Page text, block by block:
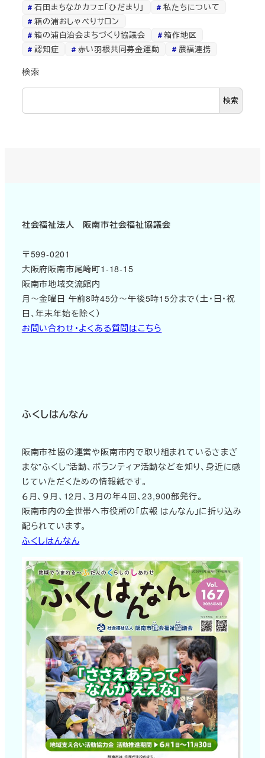
石田まちなかカフェ「ひだまり」
私たちについて
箱の浦おしゃべりサロン
箱の浦自治会まちづくり協議会
箱作地区
認知症
赤い羽根共同募金運動 農福連携
検索
検索
社会福祉法人 阪南市社会福祉協議会
〒599-0201
大阪府阪南市尾崎町1-18-15
阪南市地域交流館内
月～金曜日 午前8時45分～午後5時15分まで（土・日・祝
日、年末年始を除く）
お問い合わせ・よくある質問はこちら
ふくしはんなん
阪南市社協の運営や阪南市内で取り組まれているさまざ
まな”ふくし”活動、ボランティア活動などを知り、身近に感
じていただくための情報紙です。
６月、９月、12月、３月の年４回、23,900部発行。
阪南市内の全世帯へ市役所の「広報 はんなん」に折り込み
配られています。
ふくしはんなん